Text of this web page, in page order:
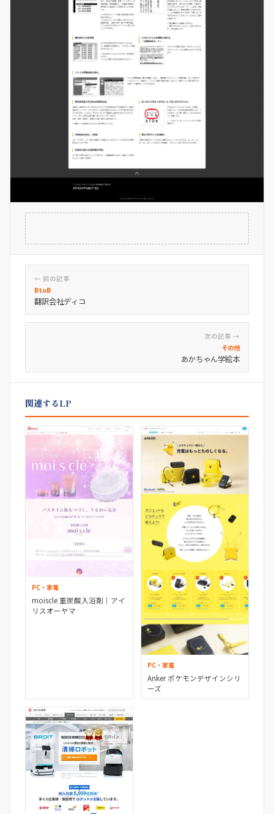
← 前の記事
BtoB
翻訳会社ディコ
次の記事 →
その他
あかちゃん学絵本
関連するLP
PC・家電
moiscle 重炭酸入浴剤｜アイ
リスオーヤマ
PC・家電
Anker ポケモンデザインシリ
ーズ